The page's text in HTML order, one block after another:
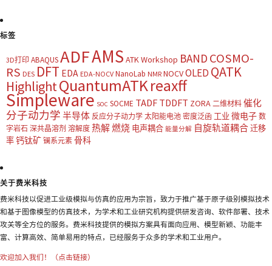
标签
3D打印 ABAQUSADFAMS ATK Workshop BAND COSMO-
RS DES DFT EDA EDA-NOCV NanoLab NMR NOCVOLED QATK
HighlightQuantumATKreaxff
Simpleware SOC SOCME TADF TDDFT ZORA 二维材料 催化
分子动力学 半导体 反应分子动力学 太阳能电池 密度泛函 工业 微电子 数
字岩石 深共晶溶剂 溶解度 热解燃烧 电声耦合 能量分解 自旋轨道耦合迁移
率钙钛矿 镧系元素 骨科
关于费米科技
费米科技以促进工业级模拟与仿真的应用为宗旨，致力于推广基于原子级别模拟技术
和基于图像模型的仿真技术，为学术和工业研究机构提供研发咨询、软件部署、技术
攻关等全方位的服务。费米科技提供的模拟方案具有面向应用、模型新颖、功能丰
富、计算高效、简单易用的特点，已经服务于众多的学术和工业用户。
欢迎加入我们！（点击链接）